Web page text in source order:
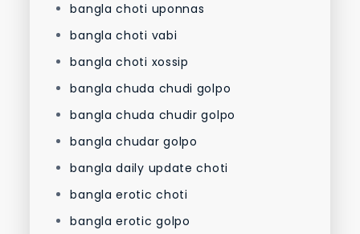
bangla choti uponnas
bangla choti vabi
bangla choti xossip
bangla chuda chudi golpo
bangla chuda chudir golpo
bangla chudar golpo
bangla daily update choti
bangla erotic choti
bangla erotic golpo